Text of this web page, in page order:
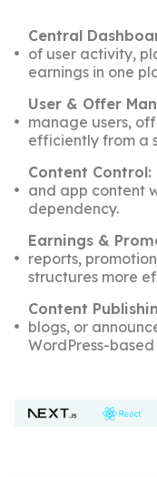
Central
of user activity,
earnings in one
User & Offer
manage users,
efficiently from a
Content Control:
and app content
dependency.
Earnings &
reports,
structures more
Content
blogs, or
WordPress-based